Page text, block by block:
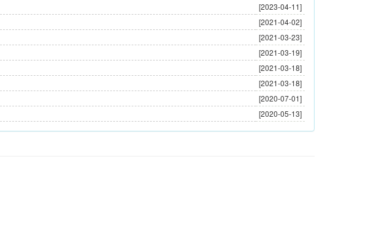
[2023-04-11]
[2021-04-02]
[2021-03-23]
[2021-03-19]
[2021-03-18]
[2021-03-18]
[2020-07-01]
[2020-05-13]